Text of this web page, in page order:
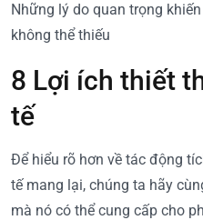
Những lý do quan trọng
không thể thiếu
8 Lợi ích thiết
tế
Để hiểu rõ hơn về tác động
tế mang lại, chúng ta hãy
mà nó có thể cung cấp cho